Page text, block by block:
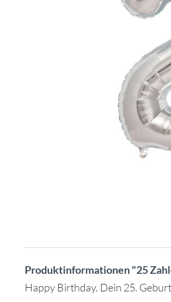
Produktinformationen "25
Happy Birthday. Dein 25.